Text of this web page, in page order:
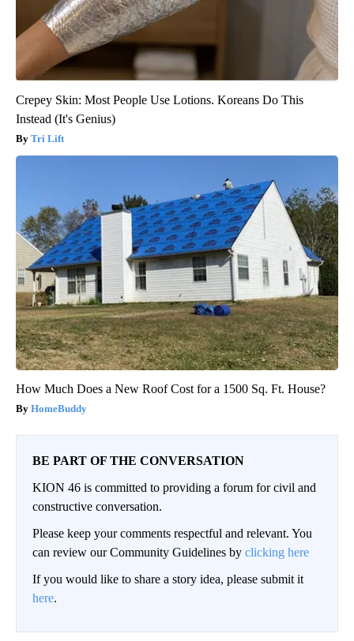
Crepey Skin: Most People Use Lotions. Koreans Do This
Instead (It's Genius)
Tri Lift
How Much Does a New Roof Cost for a 1500 Sq. Ft. House?
HomeBuddy
BE PART OF THE CONVERSATION
KION 46 is committed to providing a forum for civil and
constructive conversation.
Please keep your comments respectful and relevant. You
can review our Community Guidelines by clicking here
If you would like to share a story idea, please submit it
here.